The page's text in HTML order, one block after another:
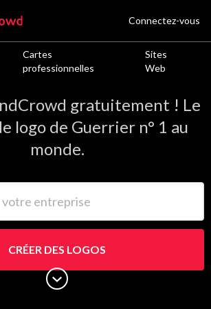
Cartes
professionnelles
Sites
Web
Connectez-vous
de Guerrier
gratuitement ! Le
logo de Guerrier n° 1 au
monde.
CRÉER DES LOGOS